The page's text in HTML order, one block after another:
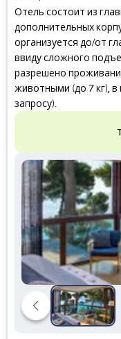
Отель состоит из
дополнительных
организуется до/от
ввиду сложного
разрешено
животными (до 7 кг),
запросу).